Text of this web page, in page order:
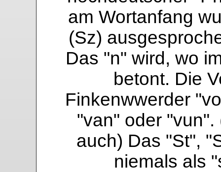
am Wortanfang
(Sz)
Das "n" wird, wo
betont. Die
Finkenwwerder
"van" oder "vun".
auch) Das "St",
niemals als